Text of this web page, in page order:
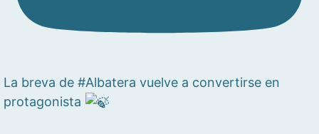
La breva de #Albatera vuelve a convertirse en
protagonista